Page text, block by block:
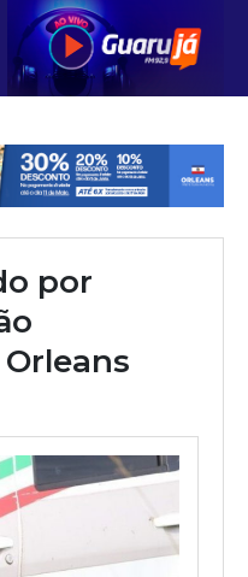
por